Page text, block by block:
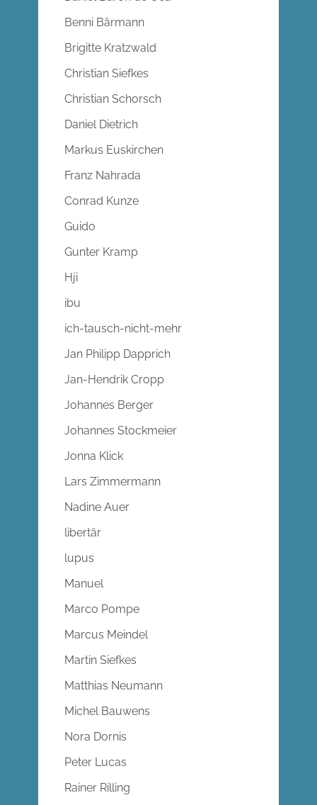
Benni Bärmann
Brigitte Kratzwald
Christian Siefkes
Christian Schorsch
Daniel Dietrich
Markus Euskirchen
Franz Nahrada
Conrad Kunze
Guido
Gunter Kramp
Hji
ibu
ich-tausch-nicht-mehr
Jan Philipp Dapprich
Jan-Hendrik Cropp
Johannes Berger
Johannes Stockmeier
Jonna Klick
Lars Zimmermann
Nadine Auer
libertär
lupus
Manuel
Marco Pompe
Marcus Meindel
Martin Siefkes
Matthias Neumann
Michel Bauwens
Nora Dornis
Peter Lucas
Rainer Rilling